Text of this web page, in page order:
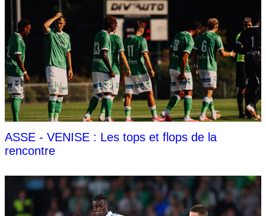
ASSE - VENISE : Les tops et flops de la
rencontre